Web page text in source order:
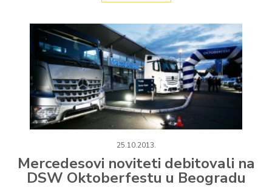
25.10.2013.
Mercedesovi noviteti debitovali na
DSW Oktoberfestu u Beogradu